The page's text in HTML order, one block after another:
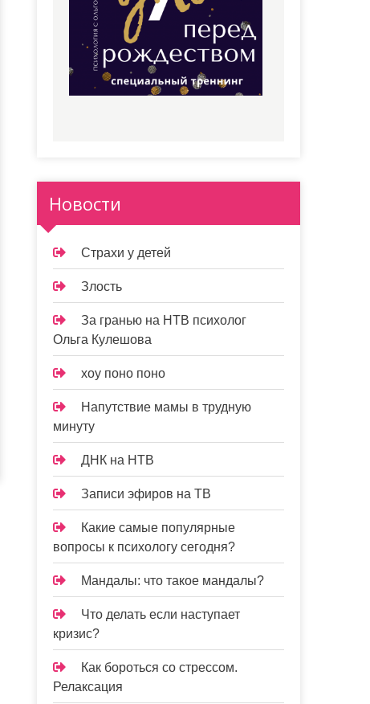
Новости
Страхи у детей
Злость
За гранью на НТВ психолог
Ольга Кулешова
хоу поно поно
Напутствие мамы в трудную
минуту
ДНК на НТВ
Записи эфиров на ТВ
Какие самые популярные
вопросы к психологу сегодня?
Мандалы: что такое мандалы?
Что делать если наступает
кризис?
Как бороться со стрессом.
Релаксация